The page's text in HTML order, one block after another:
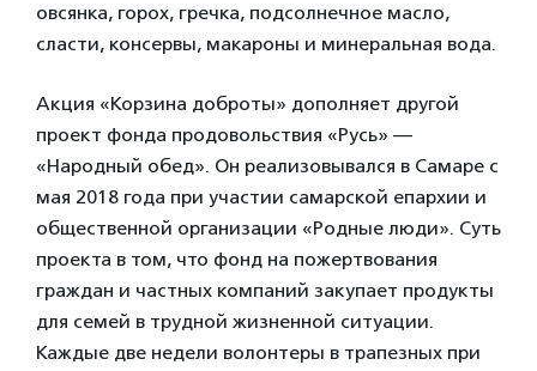
овсянка, горох, гречка, подсолнечное масло,
сласти, консервы, макароны и минеральная вода.
Акция «Корзина доброты» дополняет другой
проект фонда продовольствия «Русь» —
«Народный обед». Он реализовывался в Самаре с
мая 2018 года при участии самарской епархии и
общественной организации «Родные люди». Суть
проекта в том, что фонд на пожертвования
граждан и частных компаний закупает продукты
для семей в трудной жизненной ситуации.
Каждые две недели волонтеры в трапезных при